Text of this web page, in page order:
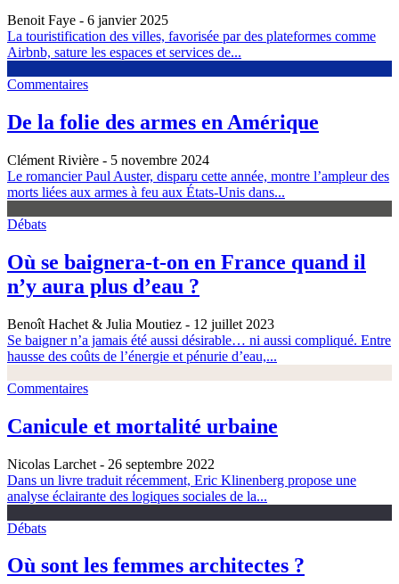
Benoit Faye - 6 janvier 2025
La touristification des villes, favorisée par des plateformes comme
Airbnb, sature les espaces et services de...
Commentaires
De la folie des armes en Amérique
Clément Rivière - 5 novembre 2024
Le romancier Paul Auster, disparu cette année, montre l’ampleur des
morts liées aux armes à feu aux États-Unis dans...
Débats
Où se baignera-t-on en France quand il
n’y aura plus d’eau ?
Benoît Hachet & Julia Moutiez - 12 juillet 2023
Se baigner n’a jamais été aussi désirable… ni aussi compliqué. Entre
hausse des coûts de l’énergie et pénurie d’eau,...
Commentaires
Canicule et mortalité urbaine
Nicolas Larchet - 26 septembre 2022
Dans un livre traduit récemment, Eric Klinenberg propose une
analyse éclairante des logiques sociales de la...
Débats
Où sont les femmes architectes ?